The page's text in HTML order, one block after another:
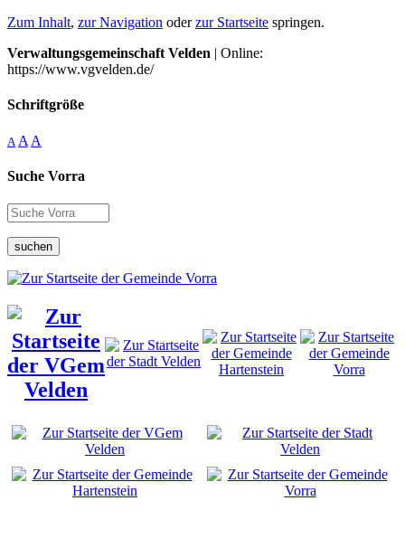
Zum Inhalt, zur Navigation oderzur Startseite springen.
Verwaltungsgemeinschaft Velden | Online:
https://www.vgvelden.de/
Schriftgröße
A A A
Suche Vorra
suchen